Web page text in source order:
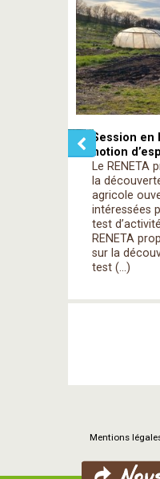
Session
notion
Le RENETA
la
agricole
intéressées
test
RENETA
sur la
test (…)
Mentions